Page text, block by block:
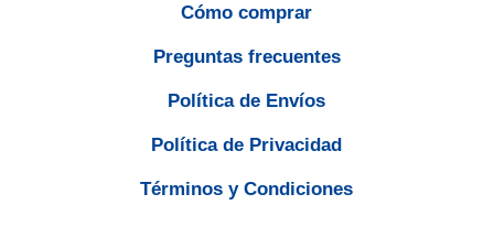
Cómo comprar
Preguntas frecuentes
Política de Envíos
Política de Privacidad
Términos y Condiciones